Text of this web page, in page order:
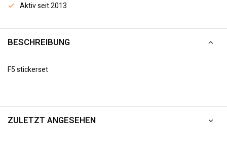
Aktiv seit 2013
BESCHREIBUNG
F5 stickerset
ZULETZT ANGESEHEN